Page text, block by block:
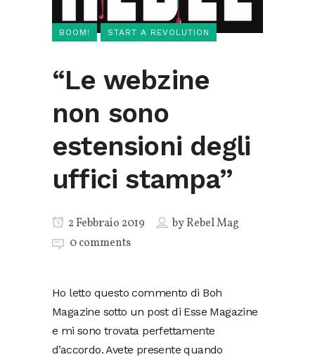
BOOM! START A REVOLUTION
“Le webzine
non sono
estensioni degli
uffici stampa”
2 Febbraio 2019 byRebel Mag
0 comments
Ho letto questo commento di Boh
Magazine sotto un post di Esse Magazine
e mi sono trovata perfettamente
d’accordo. Avete presente quando